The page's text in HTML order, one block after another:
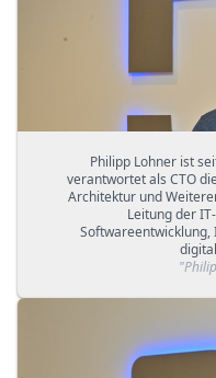
Philipp Lohner ist
verantwortet als CTO
Architektur und
Leitung der
"